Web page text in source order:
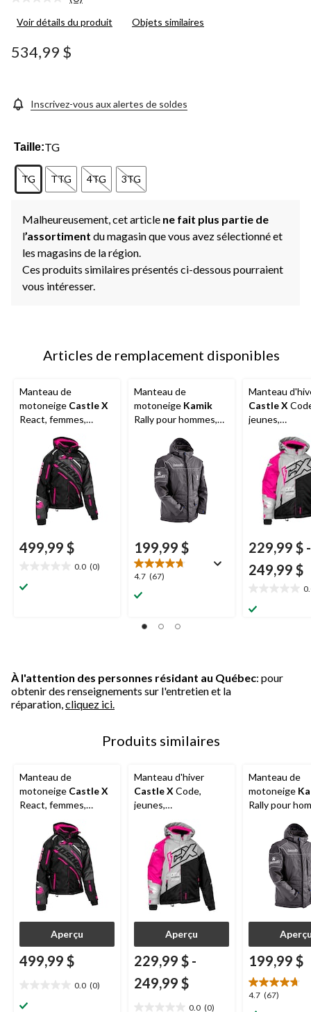
pour
produit.
Lien
page.
Voir détails du produit Objets similaires
534,99 $
Inscrivez-vous aux alertes de soldes
Taille:TG
TG TTG 4TG 3TG
Malheureusement, cet article ne fait plus partie de
l’assortiment du magasin que vous avez sélectionné et
les magasins de la région.
Ces produits similaires présentés ci-dessous pourraient
vous intéresser.
Articles de remplacement disponibles
Manteau de
motoneige Castle X
React, femmes,
choix de tailles
499,99 $
0.0 (0)
étoile(s)
Manteau de
motoneige Kamik
Rally pour hommes,
199,99 $
4.7 (67)
4.7
étoile(s)
67
Manteau
Castle X
jeunes,
choix de
229,99 $ -
249,99 $
étoile(s)
À l'attention des personnes résidant au Québec: pour
obtenir des renseignements sur l'entretien et la
réparation, cliquez ici.
Produits similaires
Manteau de
motoneige Castle X
React, femmes,
choix de tailles
Aperçu
499,99 $
0.0 (0)
étoile(s)
Manteau d'hiver
Castle X Code,
jeunes,
choix de tailles
Aperçu
229,99 $ -
249,99 $
0.0 (0)
Manteau de
motoneige
Rally pour
199,99 $
4.7 (67)
4.7
étoile(s)